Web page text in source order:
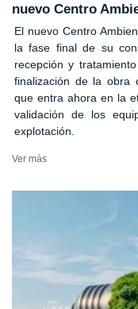
nuevo Centro
El nuevo Centro
la fase final de su
recepción y
finalización de la obra
que entra ahora en la
validación de los
explotación.
Ver más